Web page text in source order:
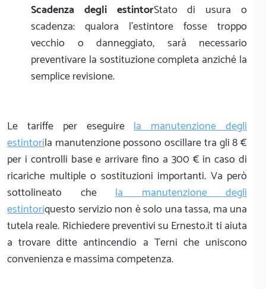
Scadenza degli estintorStato di usura o
scadenza: qualora l'estintore fosse troppo
vecchio o danneggiato, sarà necessario
preventivare la sostituzione completa anziché la
semplice revisione.
Le tariffe per eseguirela manutenzione degli
estintorila manutenzione possono oscillare tra gli 8 €
per i controlli base e arrivare fino a 300 € in caso di
ricariche multiple o sostituzioni importanti. Va però
sottolineato che la manutenzione degli
estintoriquesto servizio non è solo una tassa, ma una
tutela reale. Richiedere preventivi su Ernesto.it ti aiuta
a trovare ditte antincendio a Terni che uniscono
convenienza e massima competenza.